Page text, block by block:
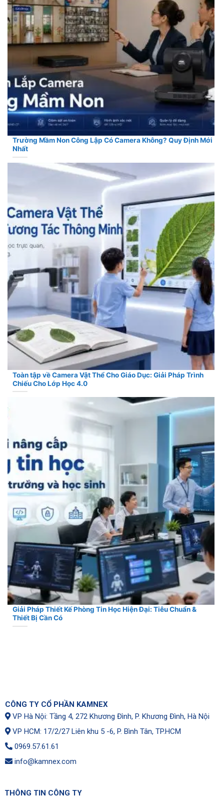
Trường Mầm Non Công Lập Có Camera Không? Quy Định Mới
Nhất
Toàn tập về Camera Vật Thể Cho Giáo Dục: Giải Pháp Trình
Chiếu Cho Lớp Học 4.0
Giải Pháp Thiết Kế Phòng Tin Học Hiện Đại: Tiêu Chuẩn &
Thiết Bị Cần Có
CÔNG TY CỔ PHẦN KAMNEX
VP Hà Nội: Tầng 4, 272 Khương Đình, P. Khương Đình, Hà Nội
VP HCM: 17/2/27 Liên khu 5 -6, P. Bình Tân, TP.HCM
0969.57.61.61
info@kamnex.com
THÔNG TIN CÔNG TY